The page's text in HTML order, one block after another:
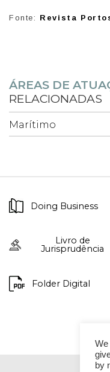
Fonte: Revista
ÁREAS DE
RELACIONADAS
Marítimo
Doing Business
Livro de
Jurisprudência
Folder Digital
We
by